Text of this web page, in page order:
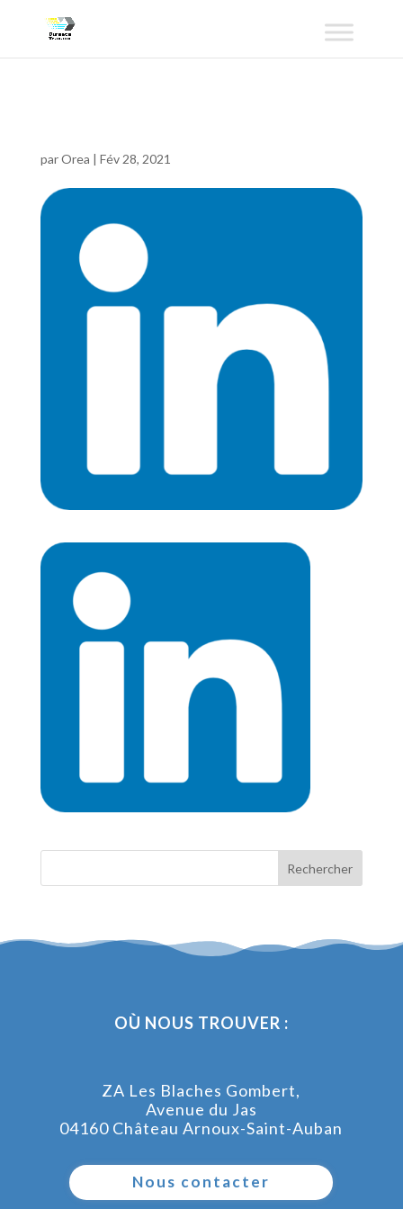
parOrea | Fév 28, 2021
OÙ NOUS TROUVER :
ZA Les Blaches Gombert,
Avenue du Jas
04160 Château Arnoux-Saint-Auban
Nous contacter